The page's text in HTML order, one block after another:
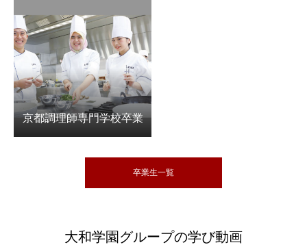
京都調理師専門学校卒業
卒業生一覧
大和学園グループの学び動画